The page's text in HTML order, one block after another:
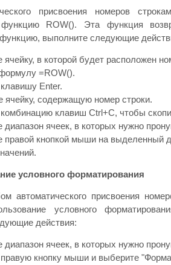
присвоения номеров
функцию ROW(). Эта функция
выполните следующие
ячейку, в которой будет расположен
=ROW().
Enter.
ячейку, содержащую номер строки.
клавиш Ctrl+C, чтобы
диапазон ячеек, в которых нужно
правой кнопкой мыши на выделенный
условного форматирования
автоматического присвоения
условного
действия:
диапазон ячеек, в которых нужно
кнопку мыши и выберите